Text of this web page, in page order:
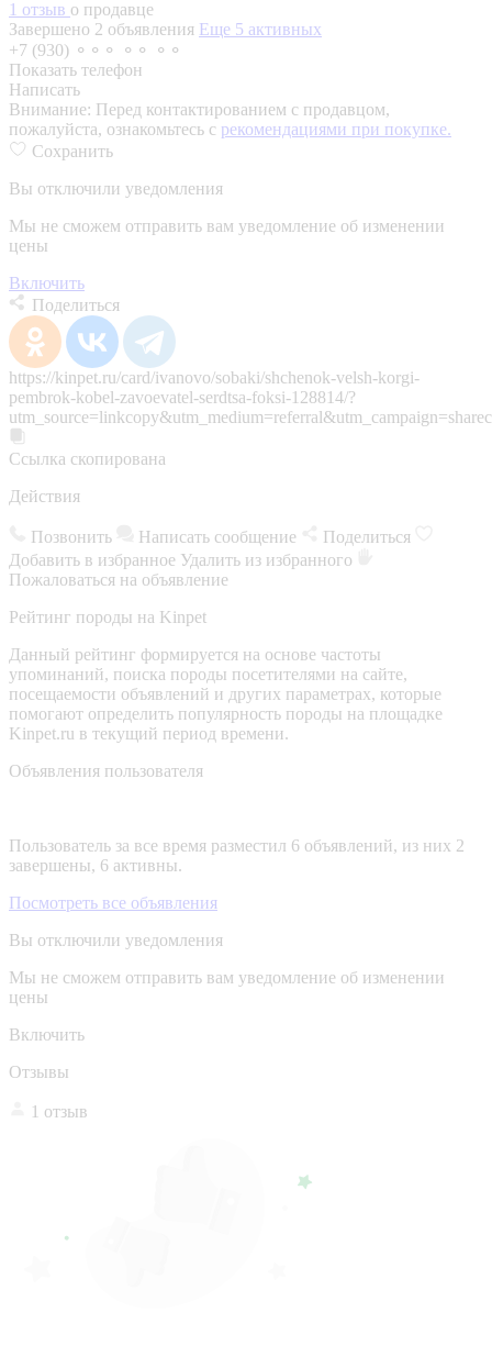
1 отзыв о продавце
Завершено 2 объявления Еще 5 активных
+7 (930) ⚬⚬⚬ ⚬⚬ ⚬⚬
Показать телефон
Написать
Внимание: Перед контактированием с продавцом,
пожалуйста, ознакомьтесь с рекомендациями при покупке.
Сохранить
Вы отключили уведомления
Мы не сможем отправить вам уведомление об изменении
цены
Включить
Поделиться
https://kinpet.ru/card/ivanovo/sobaki/shchenok-velsh-korgi-
pembrok-kobel-zavoevatel-serdtsa-foksi-128814/?
Ссылка скопирована
Действия
Позвонить Написать сообщение
Поделиться
Добавить в избранное Удалить из избранного
Пожаловаться на объявление
Рейтинг породы на Kinpet
Данный рейтинг формируется на основе частоты
упоминаний, поиска породы посетителями на сайте,
посещаемости объявлений и других параметрах, которые
помогают определить популярность породы на площадке
Kinpet.ru в текущий период времени.
Объявления пользователя
Пользователь за все время разместил 6 объявлений, из них 2
завершены, 6 активны.
Посмотреть все объявления
Вы отключили уведомления
Мы не сможем отправить вам уведомление об изменении
цены
Включить
Отзывы
1 отзыв